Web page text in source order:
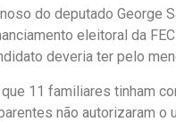
do deputado George
eleitoral da
deveria ter pelo
11 familiares tinham
não autorizaram o